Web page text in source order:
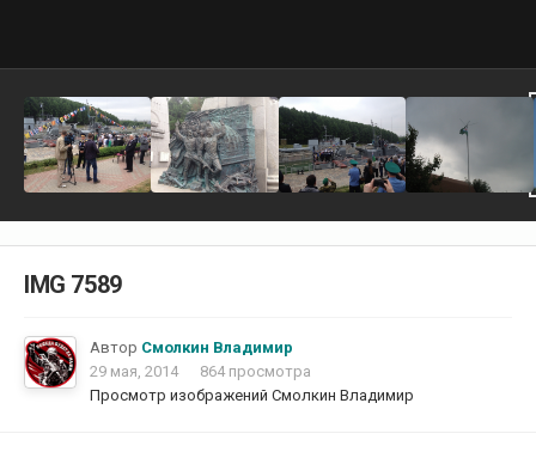
IMG 7589
Автор Смолкин Владимир
29 мая, 2014
864 просмотра
Просмотр изображений Смолкин Владимир